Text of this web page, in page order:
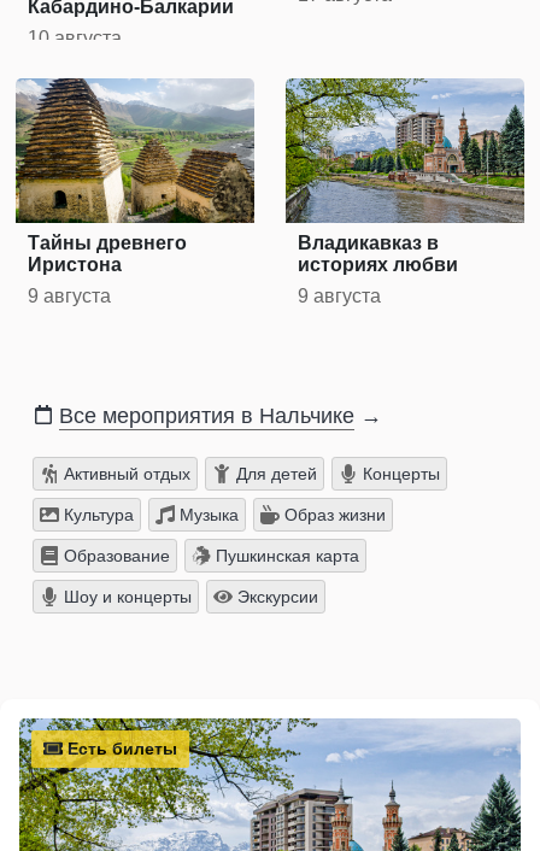
Кабардино-Балкарии
10 августа
Тайны древнего
Иристона
9 августа
Владикавказ в
историях любви
9 августа
Все мероприятия в Нальчике →
Активный отдых Для детей Концерты
Культура Музыка Образ жизни
Образование Пушкинская карта
Шоу и концерты Экскурсии
Есть билеты